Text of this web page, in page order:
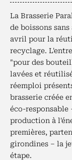
La Brasserie
de boissons
avril pour la
recyclage.
"pour des
lavées et
réemploi
brasserie créée
éco-
production à
premières,
girondines – la
étape.